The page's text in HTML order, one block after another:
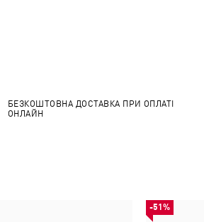
БЕЗКОШТОВНА ДОСТАВКА ПРИ ОПЛАТІ
ОНЛАЙН
-51%